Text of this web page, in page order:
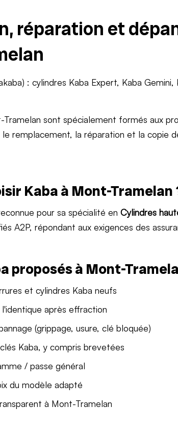
réparation et
: cylindres Kaba Expert, Kaba
Tramelan sont spécialement formés aux
le remplacement, la réparation et la copie
Kaba à Mont-Tramelan
pour sa spécialité en Cylindres
A2P, répondant aux exigences des
proposés à Mont-
et cylindres Kaba neufs
après effraction
(grippage, usure, clé bloquée)
Kaba, y compris brevetées
/ passe général
du modèle adapté
à Mont-Tramelan